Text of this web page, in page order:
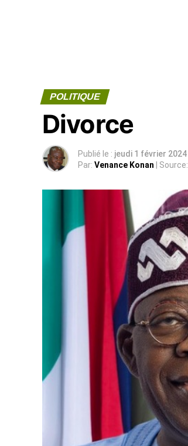
POLITIQUE
Divorce
Publié le : jeudi 1 février 2024
Par: Venance Konan | Source: